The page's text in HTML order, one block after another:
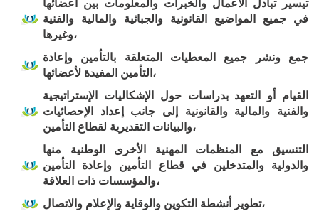
تيسير تبادل الأعمال والخبرات والمعلومات بين أعضائها
في جميع المواضيع القانونية والجبائية والمالية والفنية
وغيرها،
جمع ونشر جميع المعطيات المتعلقة بالتأمين وإعادة
التأمين المفيدة لأعضائها،
القيام أو التعهد بدراسات حول الإشكاليات الإستراتيجية
والفنية والمالية والقانونية إلى جانب إعداد الإحصائيات
والبيانات التقديرية لقطاع التأمين،
التنسيق مع المنظمات المهنية الأخرى الوطنية
منها
والدولية والمتدخلين في قطاع التأمين وإعادة التأمين
والمؤسسات ذات العلاقة،
تطوير أنشطةالتكوين والوقاية والإعلام والاتصال،